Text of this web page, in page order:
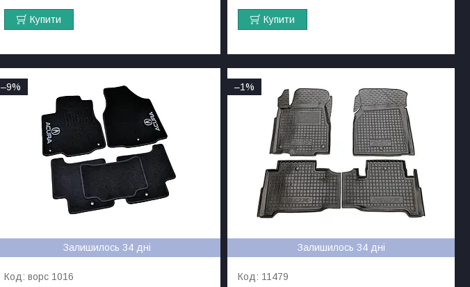
Купити Купити
–9%
Залишилось 34 дні
ворс 1016
–1%
Залишилось 34 дні
11479